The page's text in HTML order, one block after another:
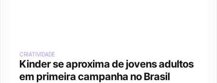
CRIATIVIDADE
Kinder se aproxima de jovens adultos
em primeira campanha no Brasil